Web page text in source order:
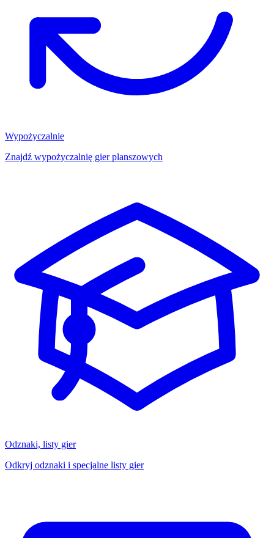
Wypożyczalnie
Znajdź wypożyczalnię gier planszowych
Odznaki, listy gier
Odkryj odznaki i specjalne listy gier